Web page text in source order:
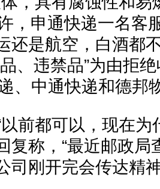
，申通快递一名客
还是航空，白酒都
、违禁品”为由拒
、中通快递和德邦
前都可以，现在为
复称，“最近邮政局
司刚开完会传达精